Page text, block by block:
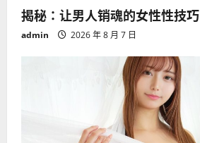
揭秘：让男人销魂的女性性技巧
admin 2026 年 8 月 7 日